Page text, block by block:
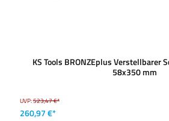
KS Tools BRONZEplus Verstellbarer
58x350 mm
UVP:523,47 €*
260,97 €*